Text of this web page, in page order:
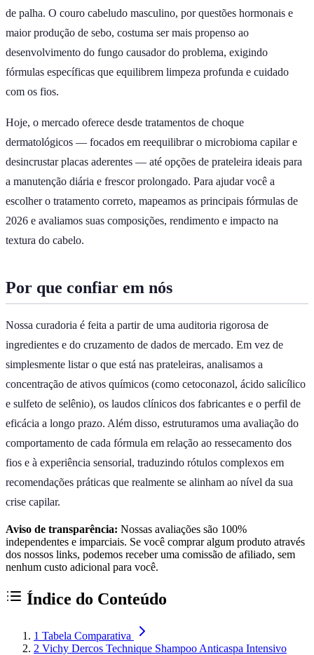
de palha. O couro cabeludo masculino, por questões hormonais e
maior produção de sebo, costuma ser mais propenso ao
desenvolvimento do fungo causador do problema, exigindo
fórmulas específicas que equilibrem limpeza profunda e cuidado
com os fios.
Hoje, o mercado oferece desde tratamentos de choque
dermatológicos — focados em reequilibrar o microbioma capilar e
desincrustar placas aderentes — até opções de prateleira ideais para
a manutenção diária e frescor prolongado. Para ajudar você a
escolher o tratamento correto, mapeamos as principais fórmulas de
2026 e avaliamos suas composições, rendimento e impacto na
textura do cabelo.
Por que confiar em nós
Nossa curadoria é feita a partir de uma auditoria rigorosa de
ingredientes e do cruzamento de dados de mercado. Em vez de
simplesmente listar o que está nas prateleiras, analisamos a
concentração de ativos químicos (como cetoconazol, ácido salicílico
e sulfeto de selênio), os laudos clínicos dos fabricantes e o perfil de
eficácia a longo prazo. Além disso, estruturamos uma avaliação do
comportamento de cada fórmula em relação ao ressecamento dos
fios e à experiência sensorial, traduzindo rótulos complexos em
recomendações práticas que realmente se alinham ao nível da sua
crise capilar.
Aviso de transparência: Nossas avaliações são 100%
independentes e imparciais. Se você comprar algum produto através
dos nossos links, podemos receber uma comissão de afiliado, sem
nenhum custo adicional para você.
Índice do Conteúdo
1 Tabela Comparativa
2 Vichy Dercos Technique Shampoo Anticaspa Intensivo